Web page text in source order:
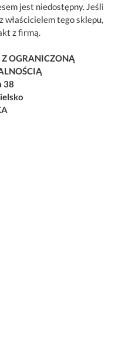
jest niedostępny. Jeśli
tego sklepu,
z firmą.
OGRANICZONĄ
38